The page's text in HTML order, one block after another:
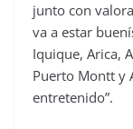
junto con
va a estar
Iquique, Arica,
Puerto Montt y
entretenido”.